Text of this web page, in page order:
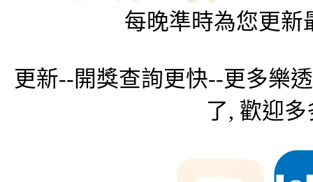
每晚準時為您更新
更新--開獎查詢更快--更多樂
了, 歡迎